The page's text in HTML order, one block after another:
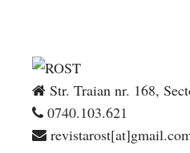
Str. Traian nr. 168,
0740.103.621